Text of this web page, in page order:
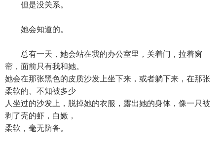
但是没关系。
她会知道的。
总有一天，她会站在我的办公室里，关着门，拉着窗
帘，面前只有我和她。
她会在那张黑色的皮质沙发上坐下来，或者躺下来，在那张
柔软的、不知被多少
人坐过的沙发上，脱掉她的衣服，露出她的身体，像一只被
剥了壳的虾，白嫩，
柔软，毫无防备。